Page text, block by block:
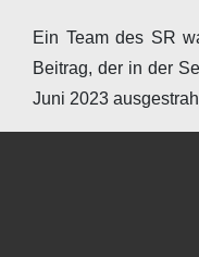
Ein Team des SR
Beitrag, der in der
Juni 2023